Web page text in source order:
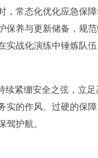
常态化优化应急保
养与更新储备，规
实战化演练中锤炼队
紧绷安全之弦，立
实的作风、过硬的保
护航。